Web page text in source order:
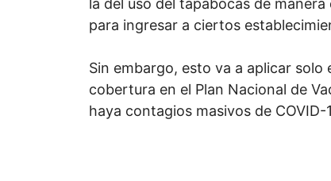
la del uso del tapabocas de
para ingresar a ciertos
Sin embargo, esto va a aplicar solo
cobertura en el Plan Nacional de
haya contagios masivos de COVID-